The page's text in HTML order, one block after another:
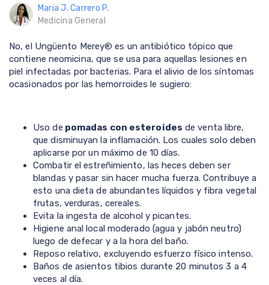
Maria J. Carrero P.
Medicina General
No, el Ungüento Merey® es un antibiótico tópico que
contiene neomicina, que se usa para aquellas lesiones en
piel infectadas por bacterias. Para el alivio de los síntomas
ocasionados por las hemorroides le sugiero:
Uso de pomadas con esteroides de venta libre,
que disminuyan la inflamación. Los cuales solo deben
aplicarse por un máximo de 10 días.
Combatir el estreñimiento, las heces deben ser
blandas y pasar sin hacer mucha fuerza. Contribuye a
esto una dieta de abundantes líquidos y fibra vegetal
frutas, verduras, cereales.
Evita la ingesta de alcohol y picantes.
Higiene anal local moderado (agua y jabón neutro)
luego de defecar y a la hora del baño.
Reposo relativo, excluyendo esfuerzo físico intenso.
Baños de asientos tibios durante 20 minutos 3 a 4
veces al día.